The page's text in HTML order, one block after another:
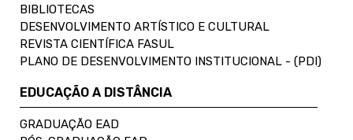
BIBLIOTECAS
DESENVOLVIMENTO ARTÍSTICO E CULTURAL
REVISTA CIENTÍFICA FASUL
PLANO DE DESENVOLVIMENTO INSTITUCIONAL - (PDI)
EDUCAÇÃO A DISTÂNCIA
GRADUAÇÃO EAD